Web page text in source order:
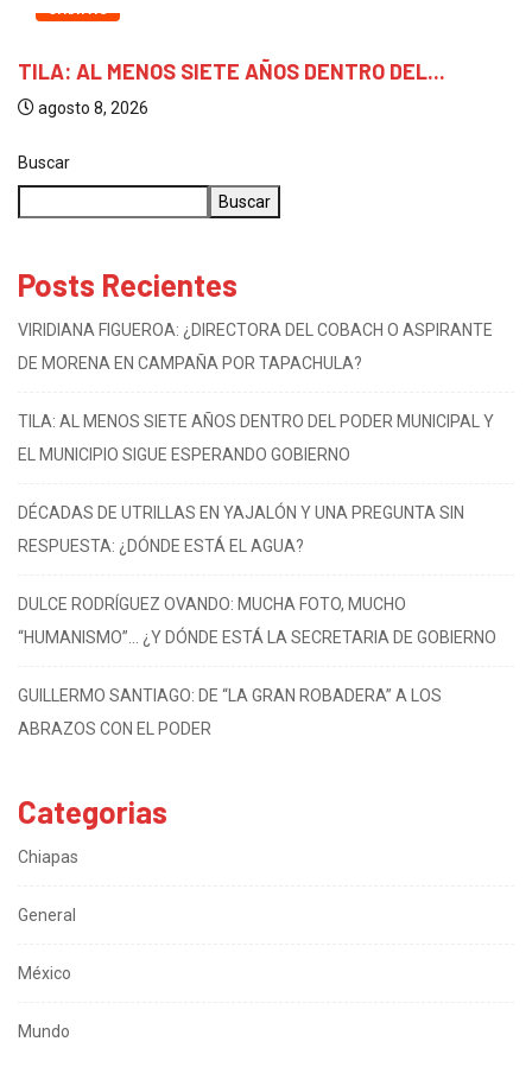
CHIAPAS
TILA: AL MENOS SIETE AÑOS DENTRO DEL...
agosto 8, 2026
Buscar
Buscar
Posts Recientes
VIRIDIANA FIGUEROA: ¿DIRECTORA DEL COBACH O ASPIRANTE
DE MORENA EN CAMPAÑA POR TAPACHULA?
TILA: AL MENOS SIETE AÑOS DENTRO DEL PODER MUNICIPAL Y
EL MUNICIPIO SIGUE ESPERANDO GOBIERNO
DÉCADAS DE UTRILLAS EN YAJALÓN Y UNA PREGUNTA SIN
RESPUESTA: ¿DÓNDE ESTÁ EL AGUA?
DULCE RODRÍGUEZ OVANDO: MUCHA FOTO, MUCHO
“HUMANISMO”… ¿Y DÓNDE ESTÁ LA SECRETARIA DE GOBIERNO
GUILLERMO SANTIAGO: DE “LA GRAN ROBADERA” A LOS
ABRAZOS CON EL PODER
Categorias
Chiapas
General
México
Mundo